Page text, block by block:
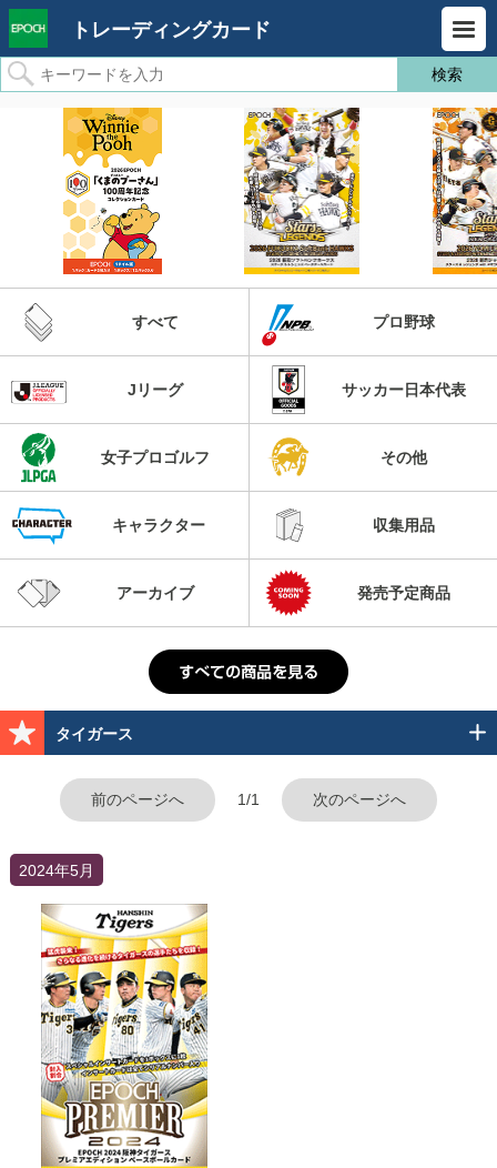
トレーディングカード
すべて プロ野球
Jリーグ サッカー日本代表
女子プロゴルフ その他
キャラクター 収集用品
アーカイブ 発売予定商品
タイガース
前のページへ 1/1 次のページへ
2024年5月